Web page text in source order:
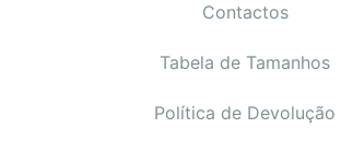
Contactos
Tabela de Tamanhos
Política de Devolução